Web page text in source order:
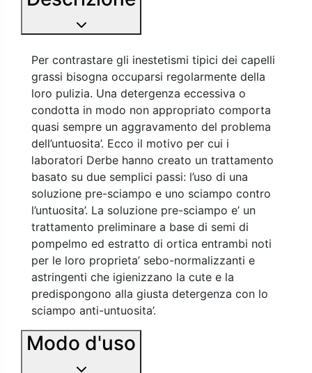
Per contrastare gli inestetismi tipici dei capelli
grassi bisogna occuparsi regolarmente della
loro pulizia. Una detergenza eccessiva o
condotta in modo non appropriato comporta
quasi sempre un aggravamento del problema
dell’untuosita’. Ecco il motivo per cui i
laboratori Derbe hanno creato un trattamento
basato su due semplici passi: l’uso di una
soluzione pre-sciampo e uno sciampo contro
l’untuosita’. La soluzione pre-sciampo e’ un
trattamento preliminare a base di semi di
pompelmo ed estratto di ortica entrambi noti
per le loro proprieta’ sebo-normalizzanti e
astringenti che igienizzano la cute e la
predispongono alla giusta detergenza con lo
sciampo anti-untuosita’.
Modo d'uso